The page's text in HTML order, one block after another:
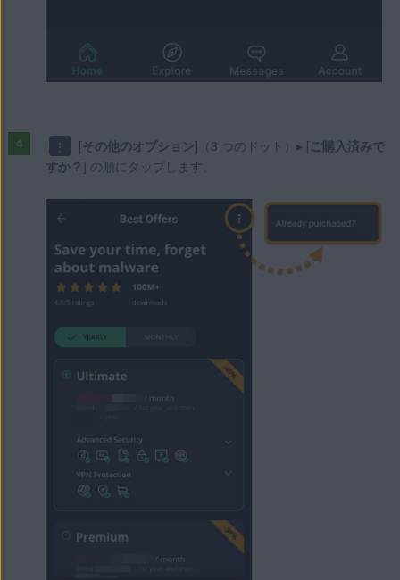
⋮ [その他のオプション]（3 つのドット）▸ [ご購入済みで
すか？ ] の順にタップします。